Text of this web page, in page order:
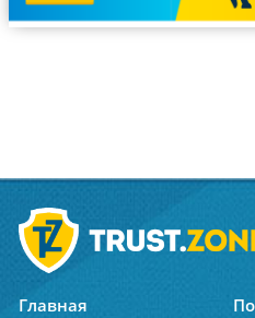
Главная